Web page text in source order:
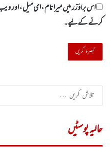
اس براؤزر میں میرا نام، ای میل، اور
کرنے کےلیے۔
حالیہ پوسٹیں